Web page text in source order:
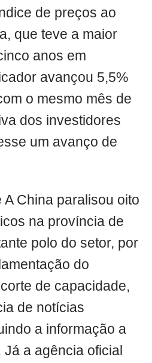
de preços ao
que teve a maior
anos em
avançou 5,5%
o mesmo mês de
dos investidores
um avanço de
China paralisou oito
na província de
polo do setor, por
do
de capacidade,
de notícias
a informação a
a agência oficial